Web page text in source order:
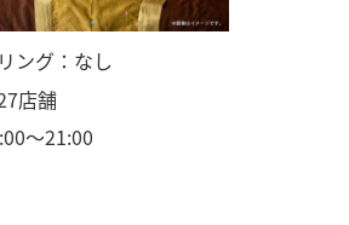
ング：なし
店舗
～21:00